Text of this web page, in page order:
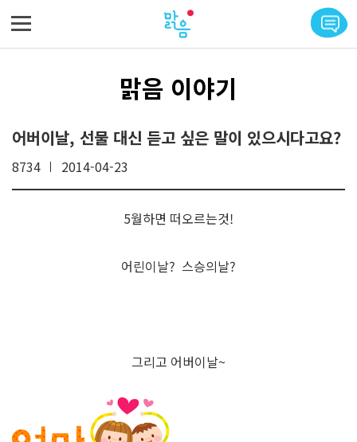
맑음 이야기
어버이날, 선물 대신 듣고 싶은 말이 있으시다고요?
8734 2014-04-23
5월하면 떠오르는것!
어린이날? 스승의날?
그리고 어버이날~